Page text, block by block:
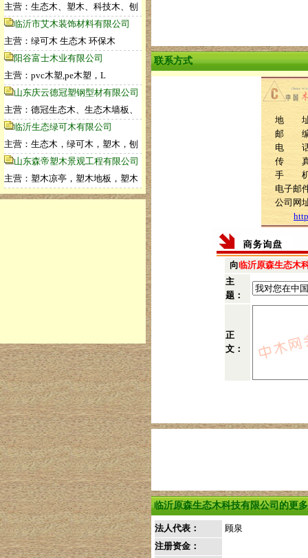
主营：生态木、塑木、科技木、刨
临沂市艾木装饰材料有限公司
主营：绿可木 生态木 环保木
阳谷富士木业有限公司
主营：pvc木塑,pe木塑，L
山东庆云德冠塑钢型材有限公司
主营：德冠生态木、生态木墙板、
临沂生态绿可木有限公司
主营：生态木，绿可木，塑木，刨
山东森帝塑木景观工程有限公司
主营：塑木凉亭，塑木地板，塑木
联系方式
地 址
邮 编
电 话
传 真
手 机
电子邮
公司网
向临沂原森生态木
主
题：
正
文：
临沂原森生态木科技有限公司的更
法人代表：
顾泉
注册资金：